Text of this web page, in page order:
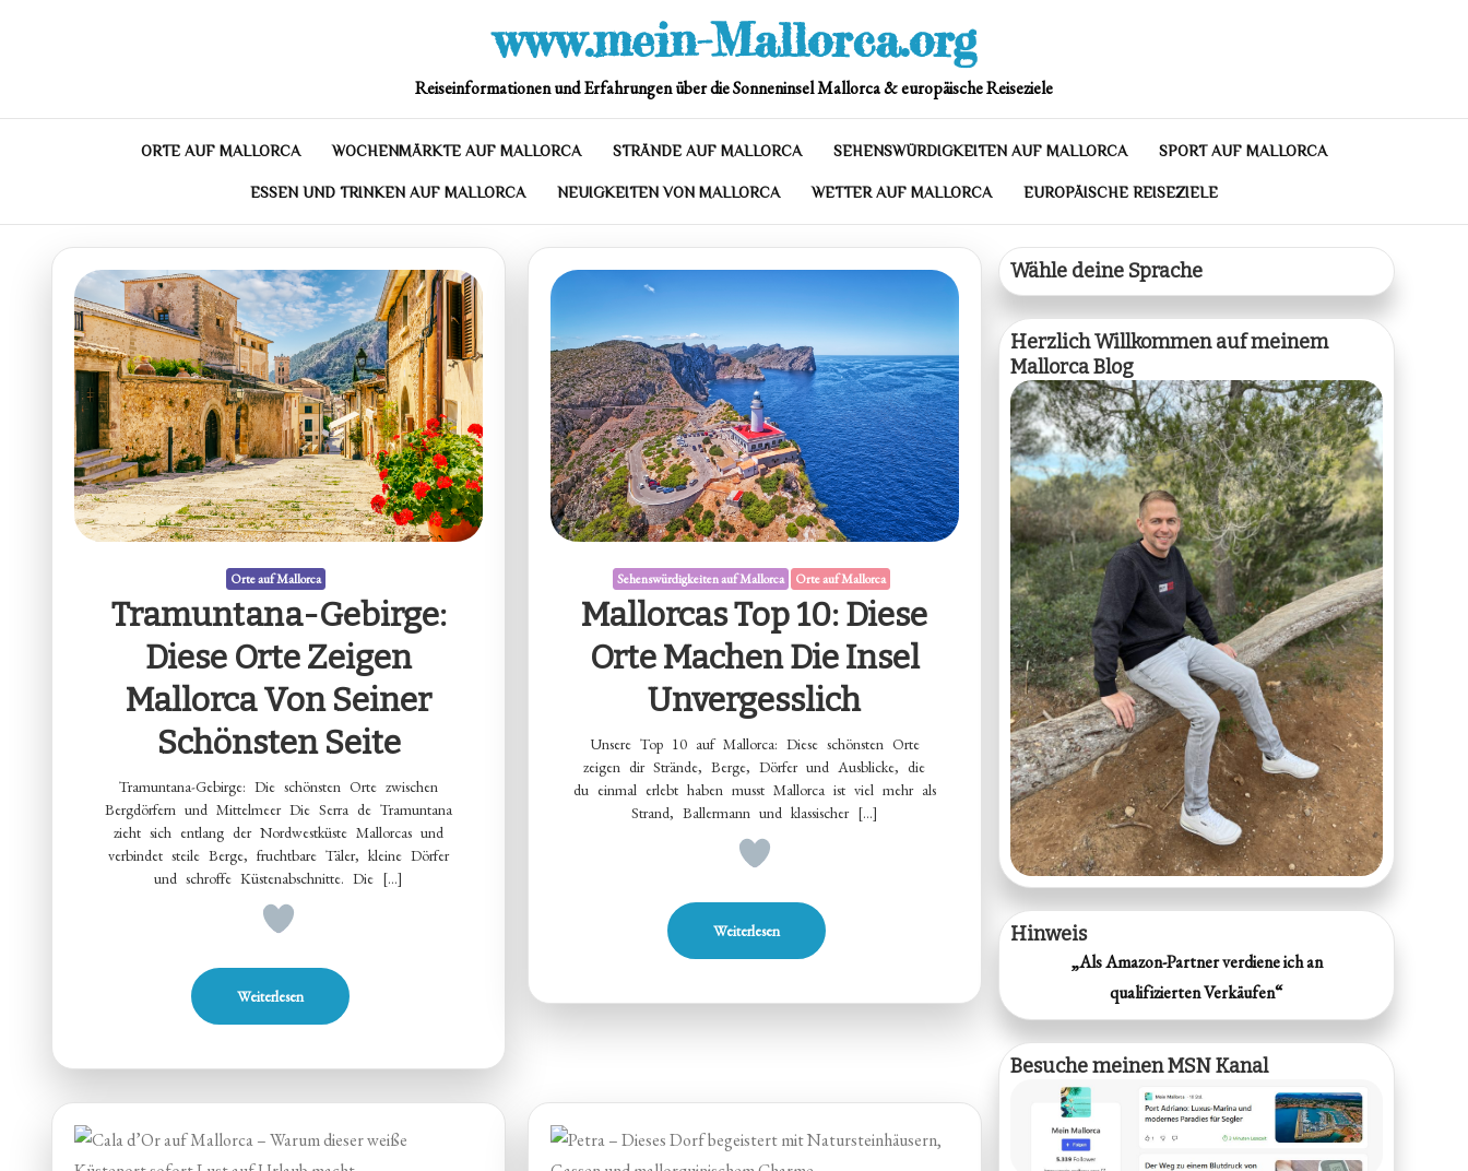
www.mein-Mallorca.org
Reiseinformationen und Erfahrungen über die Sonneninsel Mallorca & europäische Reiseziele
ORTE AUF MALLORCA WOCHENMÄRKTE AUF MALLORCA STRÄNDE AUF MALLORCA SEHENSWÜRDIGKEITEN AUF MALLORCA SPORT AUF MALLORCA
ESSEN UND TRINKEN AUF MALLORCA NEUIGKEITEN VON MALLORCA WETTER AUF MALLORCA EUROPÄISCHE REISEZIELE
Orte auf Mallorca
Tramuntana-Gebirge:
Diese Orte Zeigen
Mallorca Von Seiner
Schönsten Seite
Tramuntana-Gebirge: Die schönsten Orte zwischen
Bergdörfern und Mittelmeer Die Serra de Tramuntana
zieht sich entlang der Nordwestküste Mallorcas und
verbindet steile Berge, fruchtbare Täler, kleine Dörfer
und schroffe Küstenabschnitte. Die […]
Weiterlesen
Sehenswürdigkeiten auf Mallorca Orte auf Mallorca
Mallorcas Top 10: Diese
Orte Machen Die Insel
Unvergesslich
Unsere Top 10 auf Mallorca: Diese schönsten Orte
zeigen dir Strände, Berge, Dörfer und Ausblicke, die
du einmal erlebt haben musst Mallorca ist viel mehr als
Strand, Ballermann und klassischer […]
Weiterlesen
Wähle deine Sprache
Herzlich Willkommen auf meinem
Mallorca Blog
Hinweis
„Als Amazon-Partner verdiene ich an
qualifizierten Verkäufen“
Besuche meinen MSN Kanal